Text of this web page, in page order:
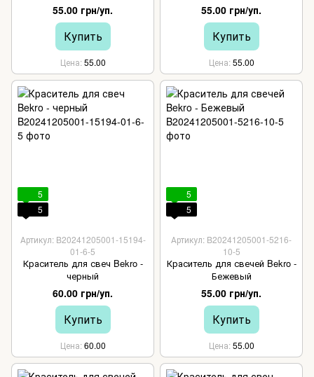
55.00 грн/уп.
Купить
Цена 55.00
55.00 грн/уп.
Купить
Цена 55.00
5
5
Артикул: B20241205001-15194-
01-6-5
Краситель для свеч Bekro -
черный
60.00 грн/уп.
Купить
Цена 60.00
5
5
Артикул: B20241205001-5216-
10-5
Краситель для свечей Bekro -
Бежевый
55.00 грн/уп.
Купить
Цена 55.00